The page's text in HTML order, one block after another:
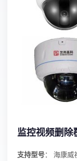
监控视频删除
支持型号： 海康威